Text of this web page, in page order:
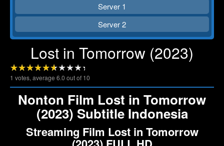
Server 1
Server 2
Lost in Tomorrow (2023)
1 votes, average 6.0 out of 10
Nonton Film Lost in Tomorrow
(2023) Subtitle Indonesia
Streaming Film Lost in Tomorrow